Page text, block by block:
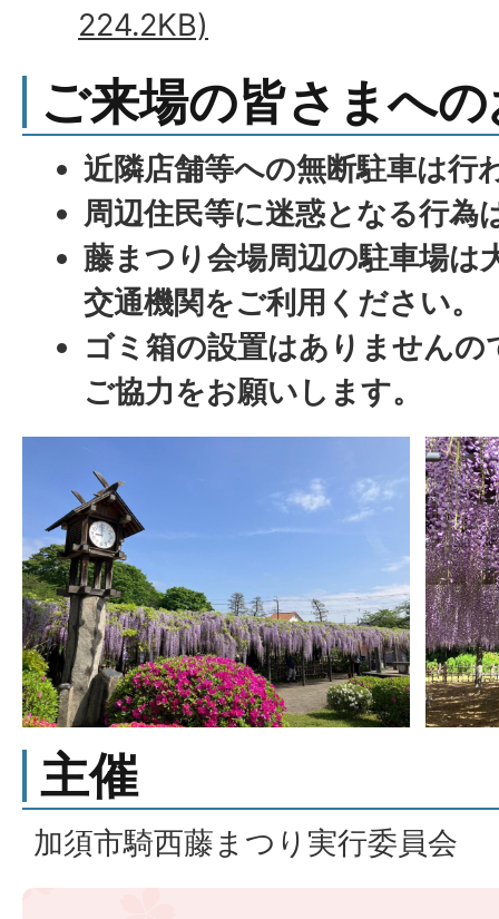
224.2KB)
ご来場の皆さまへ
近隣店舗等への無断駐車は行
周辺住民等に迷惑となる行為
藤まつり会場周辺の駐車場は
交通機関をご利用ください。
ゴミ箱の設置はありません
ご協力をお願いします。
主催
加須市騎西藤まつり実行委員会